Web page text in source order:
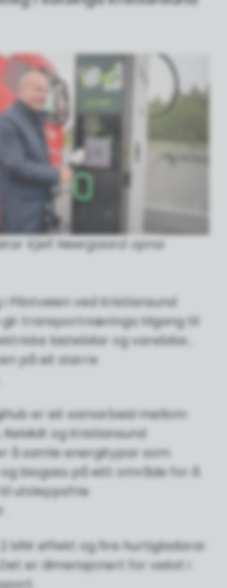
Kjell Neergaard opna
Pilotveien ved Kristiansund
gir transportnæringa tilgang til
lastebilar og varebilar,
på eit større
er eit samarbeid mellom
ReMidt og Kristiansund
å samle energitypar som
biogass på eitt område for å
utsleppsfrie
MW effekt og fire hurtigladarar
er dimensjonert for vekst i